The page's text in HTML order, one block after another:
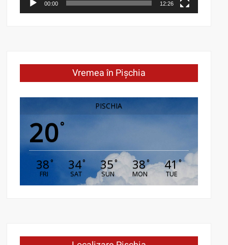
00:00 12:26
Vremea în Pișchia
PISCHIA
20°
38°
FRI
34°
SAT
35°
SUN
38°
MON
41°
TUE